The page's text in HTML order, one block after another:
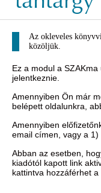
Az okleveles
közöljük.
Ez a modul a
jelentkeznie.
Amennyiben Ön már
belépett oldalunkra,
Amennyiben
email címen, vagy a 1)
Abban az esetben,
kiadótól kapott link
kattintva hozzáférhet